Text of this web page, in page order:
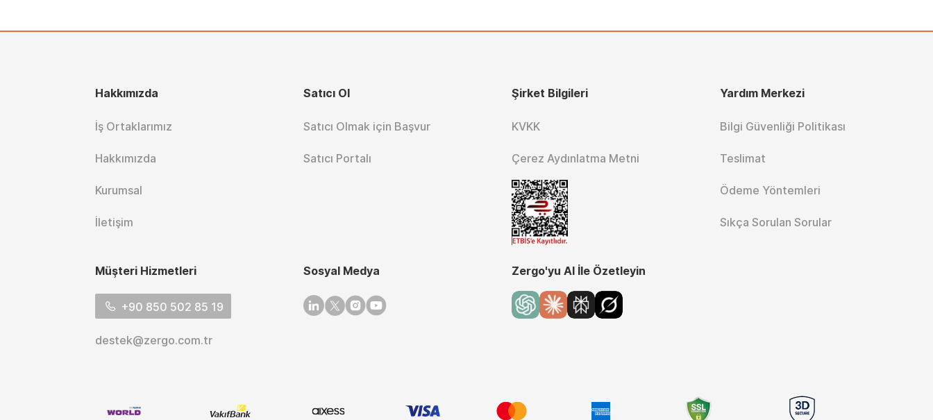
Hakkımızda
İş Ortaklarımız
Hakkımızda
Kurumsal
İletişim
Satıcı Ol
Satıcı Olmak için Başvur
Satıcı Portalı
Şirket Bilgileri
KVKK
Çerez Aydınlatma Metni
Yardım Merkezi
Bilgi Güvenliği Politikası
Teslimat
Ödeme Yöntemleri
Sıkça Sorulan Sorular
Müşteri Hizmetleri
+90 850 502 85 19
destek@zergo.com.tr
Sosyal Medya
Linkedin
TwitterInstagram
Youtube
Zergo'yu AI İle Özetleyin